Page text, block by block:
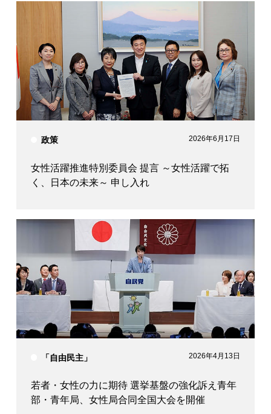
政策 2026年6月17日
女性活躍推進特別委員会 提言 ～女性活躍で拓
く、日本の未来～ 申し入れ
「自由民主」 2026年4月13日
若者・女性の力に期待 選挙基盤の強化訴え青年
部・青年局、女性局合同全国大会を開催